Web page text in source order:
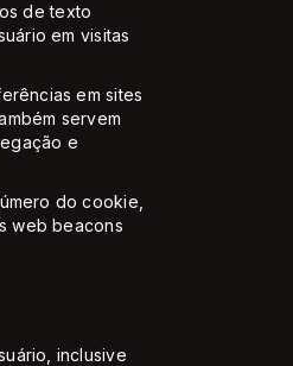
de texto
em visitas
em sites
servem
e
do cookie,
web beacons
inclusive